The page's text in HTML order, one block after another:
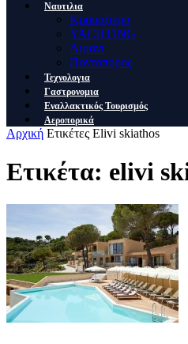
Ναυτιλια
Κρουαζιερα
YACHTING
Λιμανι
Ποντοπορος
Τεχνολογια
Γαστρονομια
Εναλλακτικός Τουρισμός
Αεροπορικά
Αρχική Ετικέτες Elivi skiathos
Ετικέτα: elivi